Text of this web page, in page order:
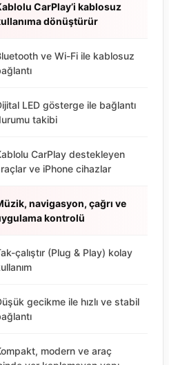
CarPlay’i kablosuz
dönüştürür
ve Wi-Fi ile kablosuz
LED gösterge ile bağlantı
takibi
CarPlay destekleyen
ve iPhone cihazlar
navigasyon, çağrı ve
kontrolü
çalıştır (Plug & Play) kolay
gecikme ile hızlı ve stabil
modern ve araç